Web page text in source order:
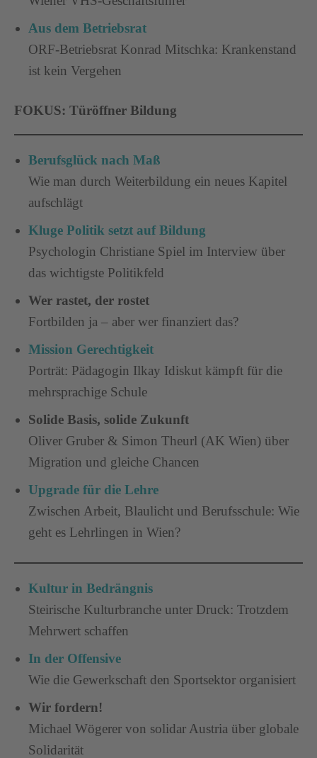
Aus dem Betriebsrat
ORF-Betriebsrat Konrad Mitschka: Krankenstand
ist kein Vergehen
FOKUS: Türöffner Bildung
Berufsglück nach Maß
Wie man durch Weiterbildung ein neues Kapitel
aufschlägt
Kluge Politik setzt auf Bildung
Psychologin Christiane Spiel im Interview über
das wichtigste Politikfeld
Wer rastet, der rostet
Fortbilden ja – aber wer finanziert das?
Mission Gerechtigkeit
Porträt: Pädagogin Ilkay Idiskut kämpft für die
mehrsprachige Schule
Solide Basis, solide Zukunft
Oliver Gruber & Simon Theurl (AK Wien) über
Migration und gleiche Chancen
Upgrade für die Lehre
Zwischen Arbeit, Blaulicht und Berufsschule: Wie
geht es Lehrlingen in Wien?
Kultur in Bedrängnis
Steirische Kulturbranche unter Druck: Trotzdem
Mehrwert schaffen
In der Offensive
Wie die Gewerkschaft den Sportsektor organisiert
Wir fordern!
Michael Wögerer von solidar Austria über globale
Solidarität